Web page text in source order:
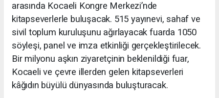
arasında Kocaeli Kongre Merkezi’nde
kitapseverlerle buluşacak. 515 yayınevi, sahaf ve
sivil toplum kuruluşunu ağırlayacak fuarda 1050
söyleşi, panel ve imza etkinliği gerçekleştirilecek.
Bir milyonu aşkın ziyaretçinin beklenildiği fuar,
Kocaeli ve çevre illerden gelen kitapseverleri
kâğıdın büyülü dünyasında buluşturacak.